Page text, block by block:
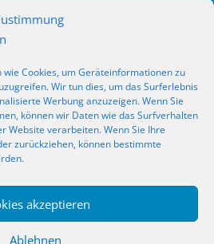
Cookies, um Geräteinformationen zu
Wir tun dies, um das Surferlebnis
Werbung anzuzeigen. Wenn Sie
können wir Daten wie das Surfverhalten
Website verarbeiten. Wenn Sie Ihre
zurückziehen, können bestimmte
akzeptieren
Ablehnen